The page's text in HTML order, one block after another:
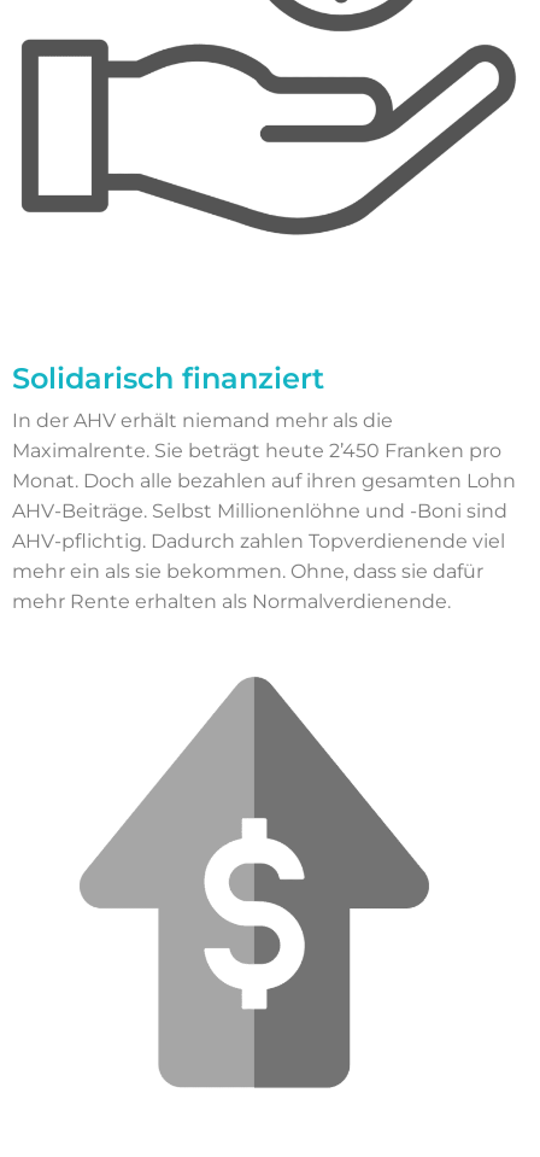
Solidarisch finanziert
In der AHV erhält niemand mehr als die
Maximalrente. Sie beträgt heute 2’450 Franken pro
Monat. Doch alle bezahlen auf ihren gesamten Lohn
AHV-Beiträge. Selbst Millionenlöhne und -Boni sind
AHV-pflichtig. Dadurch zahlen Topverdienende viel
mehr ein als sie bekommen. Ohne, dass sie dafür
mehr Rente erhalten als Normalverdienende.